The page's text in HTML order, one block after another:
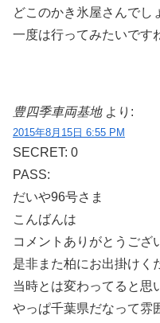
どこのかき氷屋さんでし
一度は行ってみたいです
豊四季車両基地 より:
2015年8月15日 6:55 PM
SECRET: 0
PASS:
だいや96号さま
こんばんは
コメントありがとうござ
是非また柏にお出掛けく
当時とは変わってると思
やっぱ千葉県だなって雰